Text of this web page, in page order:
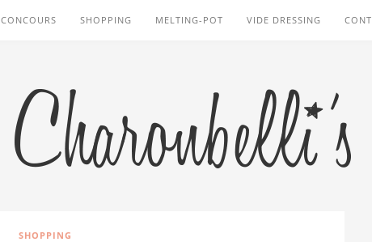
CONCOURS SHOPPING MELTING-POT VIDE DRESSING
SHOPPING